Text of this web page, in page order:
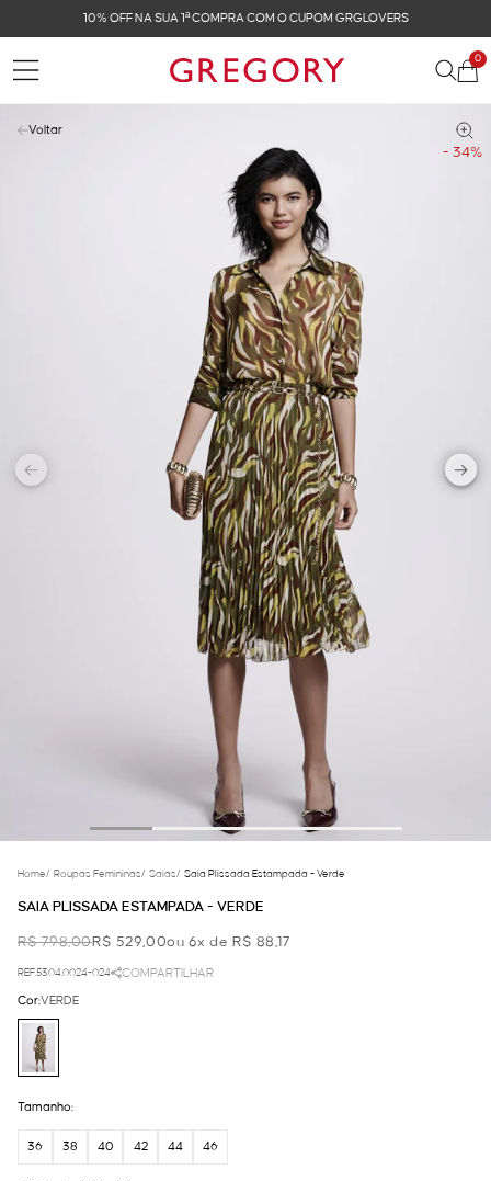
10% OFF NA SUA 1ª COMPRA COM O CUPOM GRGLOVERS
0
- 34%
Voltar
Home/ Roupas Femininas/ Saias/ Saia Plissada Estampada - Verde
SAIA PLISSADA ESTAMPADA - VERDE
R$ 798,00R$ 529,00ou 6x de R$ 88,17
REF.53.04.0024-024 COMPARTILHAR
Cor:VERDE
Tamanho:
36 38 40 42 44 46